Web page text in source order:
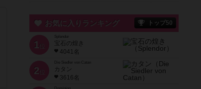
お気に入りランキング トップ50
1 位
宝石の煌き
4041名
2 位
Die Siedler von Catan
カタン
3616名